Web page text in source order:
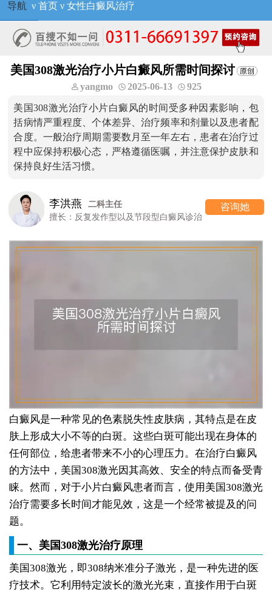
导航 ν 首页ν 女性白癜风治疗
美国308激光治疗小片白癜风所需时间探讨
yangmo 2025-06-13 925
美国308激光治疗小片白癜风的时间受多种因素影响，包
括病情严重程度、个体差异、治疗频率和剂量以及患者配
合度。一般治疗周期需要数月至一年左右，患者在治疗过
程中应保持积极心态，严格遵循医嘱，并注意保护皮肤和
保持良好生活习惯。
李洪燕
二科主任
擅长：反复发作型以及节段型白癜风诊治
咨询她
白癜风是一种常见的色素脱失性皮肤病，其特点是在皮
肤上形成大小不等的白斑。这些白斑可能出现在身体的
任何部位，给患者带来不小的心理压力。在治疗白癜风
的方法中，美国308激光因其高效、安全的特点而备受青
睐。然而，对于小片白癜风患者而言，使用美国308激光
治疗需要多长时间才能见效，这是一个经常被提及的问
题。
一、美国308激光治疗原理
美国308激光，即308纳米准分子激光，是一种先进的医
疗技术。它利用特定波长的激光光束，直接作用于白斑